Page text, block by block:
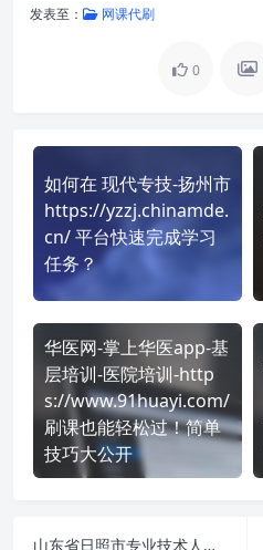
发表至： 网课代刷
0
如何在 现代专技-扬州市
https://yzzj.chinamde.
cn/ 平台快速完成学习
任务？
华医网-掌上华医app-基
层培训-医院培训-http
s://www.91huayi.com/
刷课也能轻松过！简单
技巧大公开
山东省日照市专业技术人员公需课-sdrz.gxk.yxlearning.com 课程学习无压力！教你高效刷题技巧